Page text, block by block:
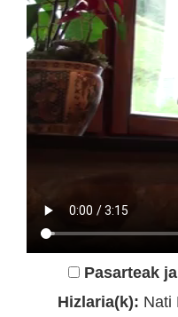
Pasarteak
Hizlaria(k): Nati